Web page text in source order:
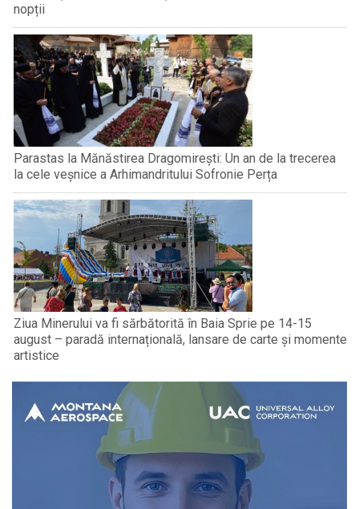
nopții
Parastas la Mănăstirea Dragomirești: Un an de la trecerea
la cele veșnice a Arhimandritului Sofronie Perța
Ziua Minerului va fi sărbătorită în Baia Sprie pe 14-15
august – paradă internațională, lansare de carte și momente
artistice